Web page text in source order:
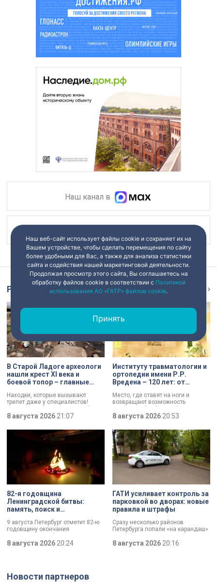
Наш канал в
Репортаж
В Старой Ладоге археологи
нашли крест XI века и
боевой топор – главные
Находки, которые вызывают
трепет даже у специалистов!
Нательный крест возрастом более
тысячи лет и боевой топор – вот
главные трофеи археологической
экспедиции в Старой Ладоге в
8 августа 2026 21:07
Институту травматологии и
ортопедии имени Р.Р.
Вредена – 120 лет: от
до передового
медицинского центра
Место, где ставят на ноги и
возвращают возможность
двигаться без боли. Юбилей
отмечает Институт травматологии
и ортопедии имени Р.Р. Вредена.
8 августа 2026 20:53
82-я годовщина
Ленинградской битвы:
память, поиск и
9 августа Петербург отметит 82-ю
годовщину окончания
Ленинградской битвы. Это День
воинской славы, который был
официально установлен в апреле
8 августа 2026 20:24
ГАТИ усиливает контроль за
парковкой во дворах: новые
правила и штрафы
Сразу несколько районов
Петербурга попали «на карандаш»
парковкой во дворах. За два
летних месяца только по
8 августа 2026 20:16
Новости партнеров
Наш веб-сайт использует файлы cookie и сохраняет их на
Вашем устройстве, чтобы сделать перемещения по сайту
более удобными для Вас, а также для анализа статистики
сайта и содействия нашей маркетинговой деятельности.
Продолжая просмотр этого сайта, Вы соглашаетесь на
обработку файлов cookie в соответствии с Политикой
использования АО «ГАТР» файлов cookie.
Принять